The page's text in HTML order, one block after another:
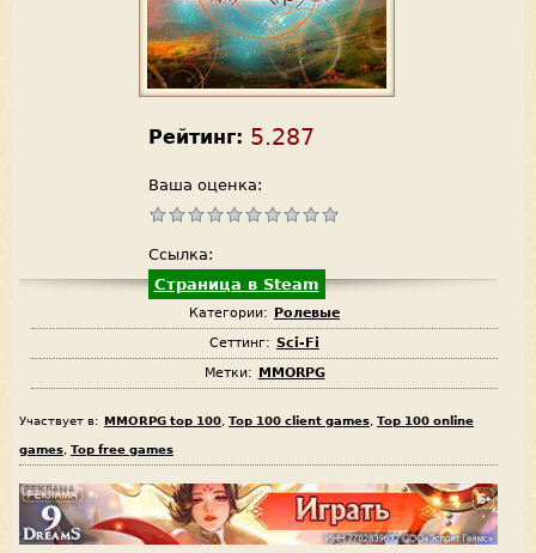
Рейтинг: 5.287
Ваша оценка:
Ссылка:
Страница в Steam
Категории: Ролевые
Сеттинг: Sci-Fi
Метки: MMORPG
Участвует в: MMORPG top 100 Top 100 client games Top 100 online
games Top free games